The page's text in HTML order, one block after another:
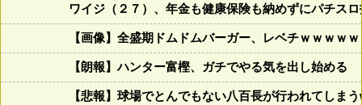
ワイジ（２７）、年金も健康保険も納めずにパチス
【画像】全盛期ドムドムバーガー、レベチｗｗｗｗ
【朗報】ハンター富樫、ガチでやる気を出し始める
【悲報】球場でとんでもない八百長が行われてし